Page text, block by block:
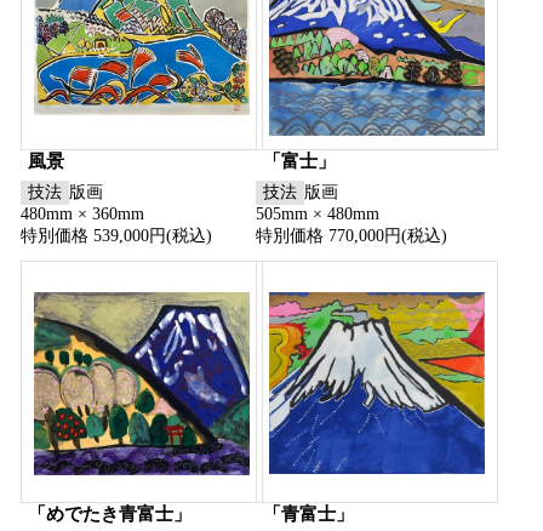
風景
技法 版画
480mm × 360mm
特別価格 539,000円(税込)
「富士」
技法 版画
505mm × 480mm
特別価格 770,000円(税込)
「めでたき青富士」 「青富士」